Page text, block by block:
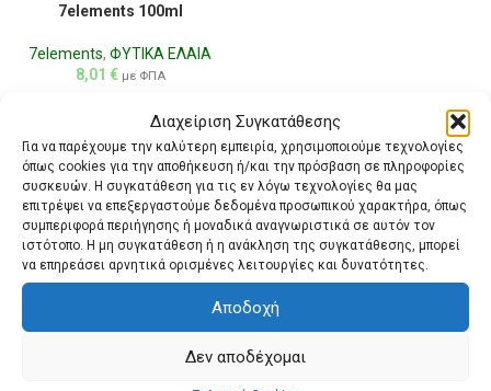
Διαχείριση Συγκατάθεσης
Για να παρέχουμε την καλύτερη εμπειρία, χρησιμοποιούμε τεχνολογίες
όπως cookies για την αποθήκευση ή/και την πρόσβαση σε πληροφορίες
συσκευών. Η συγκατάθεση για τις εν λόγω τεχνολογίες θα μας
επιτρέψει να επεξεργαστούμε δεδομένα προσωπικού χαρακτήρα, όπως
συμπεριφορά περιήγησης ή μοναδικά αναγνωριστικά σε αυτόν τον
ιστότοπο. Η μη συγκατάθεση ή η ανάκληση της συγκατάθεσης, μπορεί
να επηρεάσει αρνητικά ορισμένες λειτουργίες και δυνατότητες.
Αποδοχή
Δεν αποδέχομαι
7elements 100ml
7elements, ΦΥΤΙΚΑ ΕΛΑΙΑ
8,01 € με ΦΠΑ